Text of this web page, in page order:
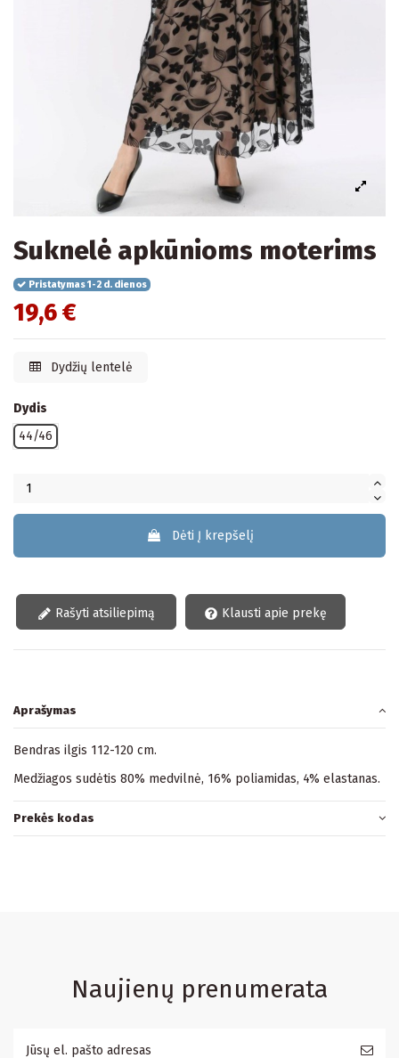
Suknelė apkūnioms moterims
Pristatymas 1-2 d. dienos
19,6 €
Dydžių lentelė
Dydis
44/46
Dėti Į krepšelį
Rašyti atsiliepimą Klausti apie prekę
Aprašymas
Bendras ilgis 112-120 cm.
Medžiagos sudėtis 80% medvilnė, 16% poliamidas, 4% elastanas.
Prekės kodas
Naujienų prenumerata